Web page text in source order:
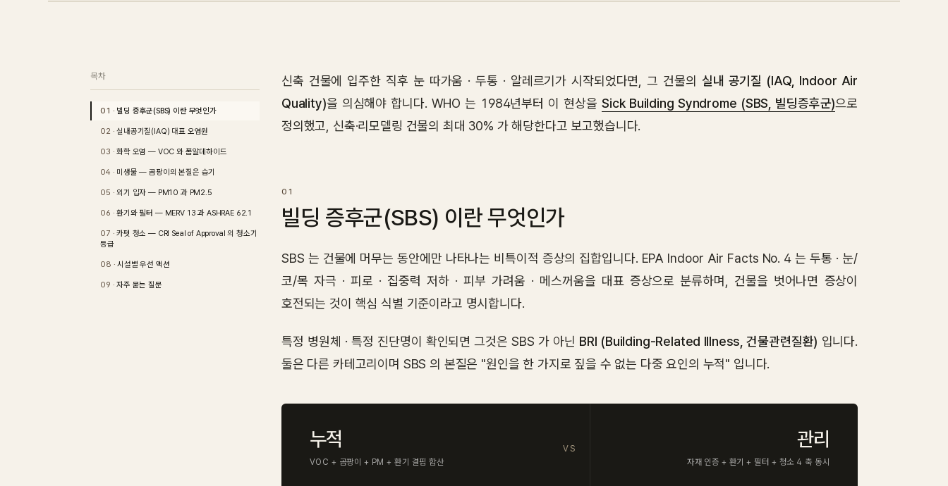
목차
빌딩 증후군(SBS) 이란 무엇인가
실내공기질(IAQ) 대표 오염원
화학 오염 — VOC 와 폼알데하이드
미생물 — 곰팡이의 본질은 습기
외기 입자 — PM10 과 PM2.5
환기와 필터 — MERV 13 과 ASHRAE 62.1
카펫 청소 — CRI Seal of Approval 의 청소기
등급
시설별 우선 액션
자주 묻는 질문
신축 건물에 입주한 직후 눈 따가움 · 두통 · 알레르기가 시작되었다면, 그 건물의 실내 공기질 (IAQ, Indoor Air
Quality)을 의심해야 합니다. WHO 는 1984년부터 이 현상을Sick Building Syndrome (SBS, 빌딩증후군)으로
정의했고, 신축·리모델링 건물의 최대 30% 가 해당한다고 보고했습니다.
빌딩 증후군(SBS) 이란 무엇인가
SBS 는 건물에 머무는 동안에만 나타나는 비특이적 증상의 집합입니다. EPA Indoor Air Facts No. 4 는 두통 · 눈/
코/목 자극 · 피로 · 집중력 저하 · 피부 가려움 · 메스꺼움을 대표 증상으로 분류하며, 건물을 벗어나면 증상이
호전되는 것이 핵심 식별 기준이라고 명시합니다.
특정 병원체 · 특정 진단명이 확인되면 그것은 SBS 가 아닌 BRI (Building-Related Illness, 건물관련질환) 입니다.
둘은 다른 카테고리이며 SBS 의 본질은 "원인을 한 가지로 짚을 수 없는 다중 요인의 누적" 입니다.
누적
VOC + 곰팡이 + PM + 환기 결핍 합산
VS 관리
자재 인증 + 환기 + 필터 + 청소 4 축 동시